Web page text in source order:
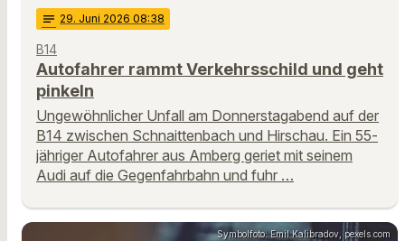
notes 29. Juni 2026 08:38
B14
Autofahrer rammt Verkehrsschild und geht
pinkeln
Ungewöhnlicher Unfall am Donnerstagabend auf der
B14 zwischen Schnaittenbach und Hirschau. Ein 55-
jähriger Autofahrer aus Amberg geriet mit seinem
Audi auf die Gegenfahrbahn und fuhr …
Symbolfoto: Emil Kalibradov, pexels.com